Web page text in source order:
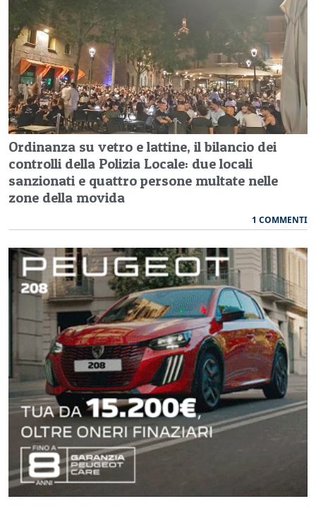
Ordinanza su vetro e lattine, il bilancio dei
controlli della Polizia Locale: due locali
sanzionati e quattro persone multate nelle
zone della movida
1 COMMENTI